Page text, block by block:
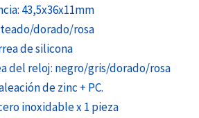
43,5x36x11mm
dorado/rosa
de silicona
del reloj: negro/gris/dorado/rosa
de zinc + PC.
inoxidable x 1 pieza